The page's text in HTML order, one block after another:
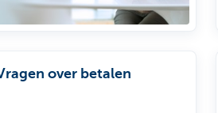
over betalen